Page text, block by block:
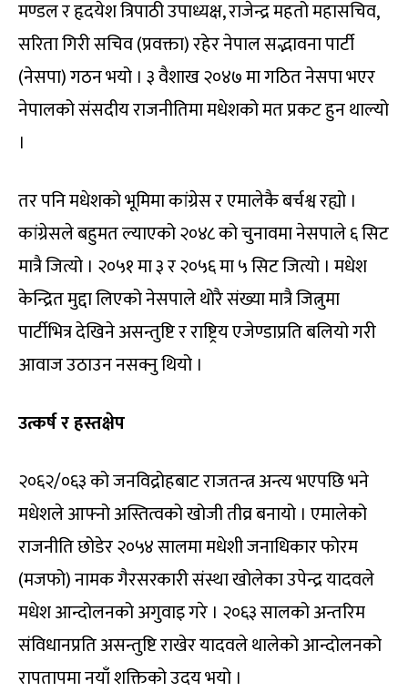
मण्डल र हृदयेश त्रिपाठी उपाध्यक्ष, राजेन्द्र महतो महासचिव,
सरिता गिरी सचिव (प्रवक्ता) रहेर नेपाल सद्भावना पार्टी
(नेसपा) गठन भयो । ३ वैशाख २०४७ मा गठित नेसपा भएर
नेपालको संसदीय राजनीतिमा मधेशको मत प्रकट हुन थाल्यो
।
तर पनि मधेशको भूमिमा कांग्रेस र एमालेकै बर्चश्व रह्यो ।
कांग्रेसले बहुमत ल्याएको २०४८ को चुनावमा नेसपाले ६ सिट
मात्रै जित्यो । २०५१ मा ३ र २०५६ मा ५ सिट जित्यो । मधेश
केन्द्रित मुद्दा लिएको नेसपाले थोरै संख्या मात्रै जित्नुमा
पार्टीभित्र देखिने असन्तुष्टि र राष्ट्रिय एजेण्डाप्रति बलियो गरी
आवाज उठाउन नसक्नु थियो ।
उत्कर्ष र हस्तक्षेप
२०६२/०६३ को जनविद्रोहबाट राजतन्त्र अन्त्य भएपछि भने
मधेशले आफ्नो अस्तित्वको खोजी तीव्र बनायो । एमालेको
राजनीति छोडेर २०५४ सालमा मधेशी जनाधिकार फोरम
(मजफो) नामक गैरसरकारी संस्था खोलेका उपेन्द्र यादवले
मधेश आन्दोलनको अगुवाइ गरे । २०६३ सालको अन्तरिम
संविधानप्रति असन्तुष्टि राखेर यादवले थालेको आन्दोलनको
रापतापमा नयाँ शक्तिको उदय भयो ।